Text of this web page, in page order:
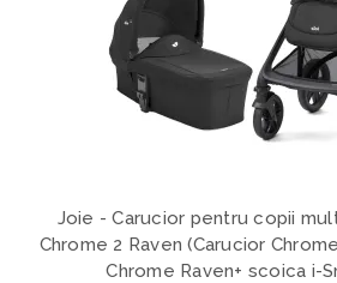
Joie - Carucior pentru copii
Chrome 2 Raven (Carucior
Chrome Raven+ scoica i-